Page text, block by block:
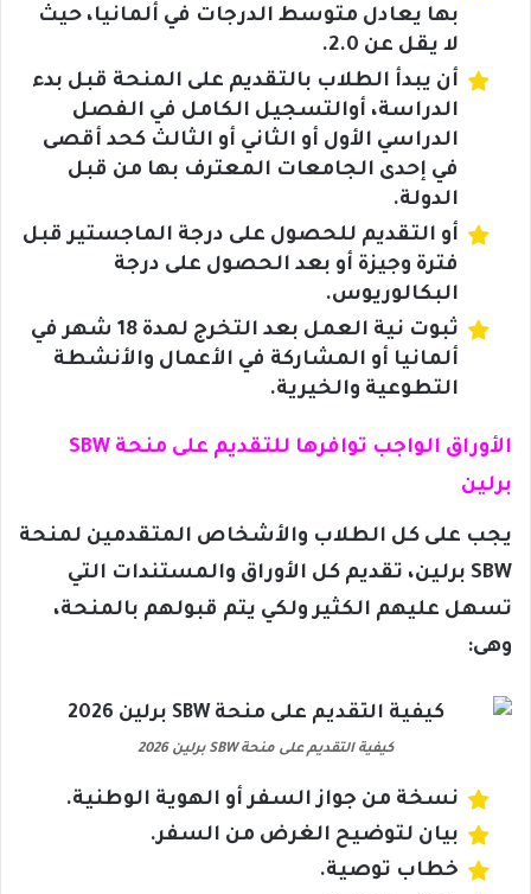
بها يعادل متوسط الدرجات في ألمانيا، حيث
لا يقل عن 2.0.
أن يبدأ الطلاب بالتقديم على المنحة قبل بدء
الدراسة، أوالتسجيل الكامل في الفصل
الدراسي الأول أو الثاني أو الثالث كحد أقصى
في إحدى الجامعات المعترف بها من قبل
الدولة.
أو التقديم للحصول على درجة الماجستير قبل
فترة وجيزة أو بعد الحصول على درجة
البكالوريوس.
ثبوت نية العمل بعد التخرج لمدة 18 شهر في
ألمانيا أو المشاركة في الأعمال والأنشطة
التطوعية والخيرية.
الأوراق الواجب توافرها للتقديم على منحة SBW
برلين
يجب على كل الطلاب والأشخاص المتقدمين لمنحة
SBW برلين، تقديم كل الأوراق والمستندات التي
تسهل عليهم الكثير ولكي يتم قبولهم بالمنحة،
وهى:
كيفية التقديم على منحة SBW برلين 2026
نسخة من جواز السفر أو الهوية الوطنية.
بيان لتوضيح الغرض من السفر.
خطاب توصية.